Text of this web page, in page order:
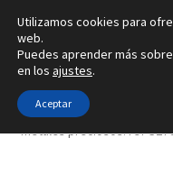
Ir
a
la
navegación
Ir
al
contenido
Inicio
Alianzas
Inicio Tipo de joya
metales preciosos. ref-
Utilizamos cookies para
web.
Puedes aprender más
en los ajustes.
Aceptar